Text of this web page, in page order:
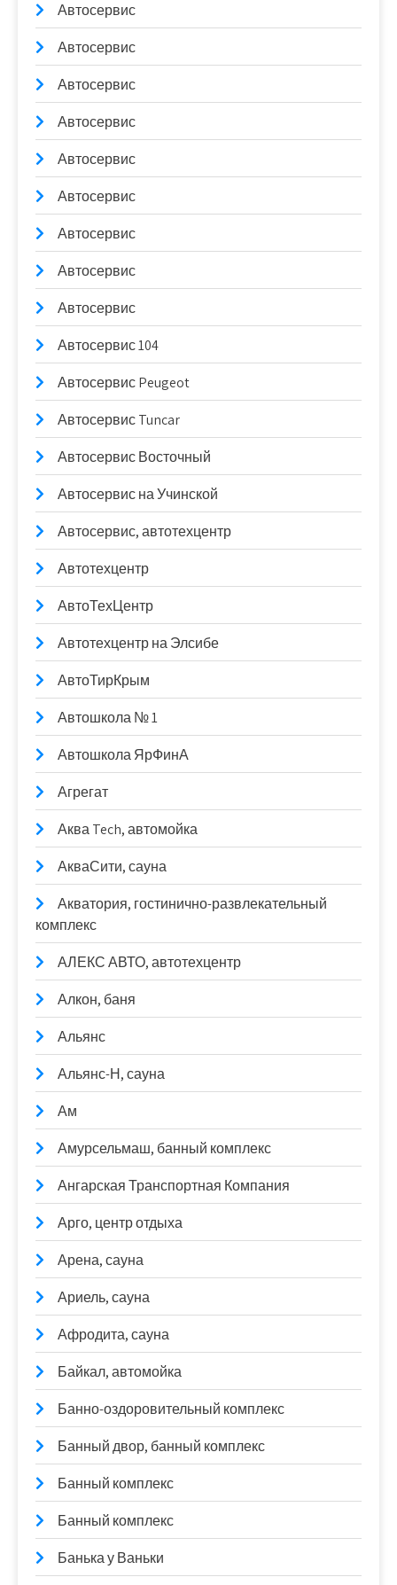
Автосервис
Автосервис
Автосервис
Автосервис
Автосервис
Автосервис
Автосервис
Автосервис
Автосервис
Автосервис 104
Автосервис Peugeot
Автосервис Tuncar
Автосервис Восточный
Автосервис на Учинской
Автосервис, автотехцентр
Автотехцентр
АвтоТехЦентр
Автотехцентр на Элсибе
АвтоТирКрым
Автошкола № 1
Автошкола ЯрФинА
Агрегат
Аква Tech, автомойка
АкваСити, сауна
Акватория, гостинично-развлекательный
комплекс
АЛЕКС АВТО, автотехцентр
Алкон, баня
Альянс
Альянс-Н, сауна
Ам
Амурсельмаш, банный комплекс
Ангарская Транспортная Компания
Арго, центр отдыха
Арена, сауна
Ариель, сауна
Афродита, сауна
Байкал, автомойка
Банно-оздоровительный комплекс
Банный двор, банный комплекс
Банный комплекс
Банный комплекс
Банька у Ваньки